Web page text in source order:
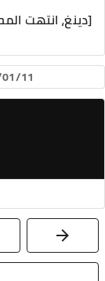
[دينغ، انتهت
11